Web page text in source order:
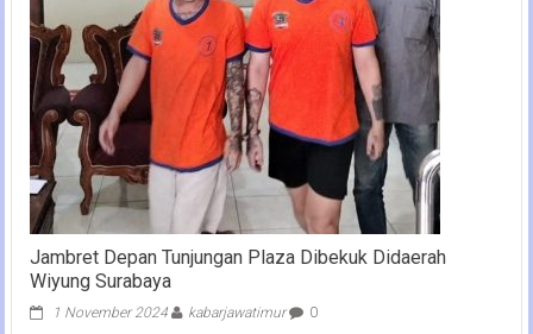
Jambret Depan Tunjungan Plaza Dibekuk Didaerah
Wiyung Surabaya
1 November 2024 kabarjawatimur 0